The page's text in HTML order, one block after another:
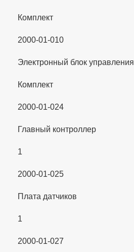
Комплект
2000-01-010
Электронный блок управления
Комплект
2000-01-024
Главный контроллер
1
2000-01-025
Плата датчиков
1
2000-01-027